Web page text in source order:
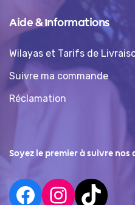
Aide & Informations
Wilayas et Tarifs de
Suivre ma commande
Réclamation
Soyez le premier à suivre nos